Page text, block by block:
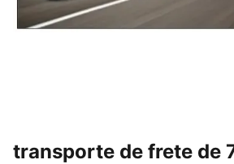
transporte de frete de